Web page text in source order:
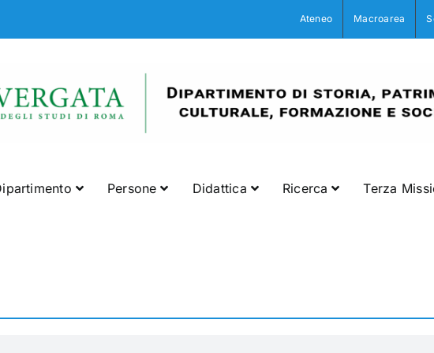
Ateneo Macroarea
Persone Didattica Ricerca Terza